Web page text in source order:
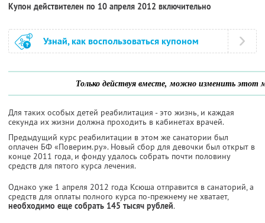
Купон действителен по 10 апреля 2012 включительно
Узнай, как воспользоваться купоном
Только действуя вместе, можно изменить этот
Для таких особых детей реабилитация - это жизнь, и каждая
секунда их жизни должна проходить в кабинетах врачей.
Предыдущий курс реабилитации в этом же санатории был
оплачен БФ «Поверим.ру». Новый сбор для девочки был открыт в
конце 2011 года, и фонду удалось собрать почти половину
средств для пятого курса лечения.
Однако уже 1 апреля 2012 года Ксюша отправится в санаторий, а
средств для оплаты полного курса по-прежнему не хватает,
необходимо еще собрать 145 тысяч рублей.